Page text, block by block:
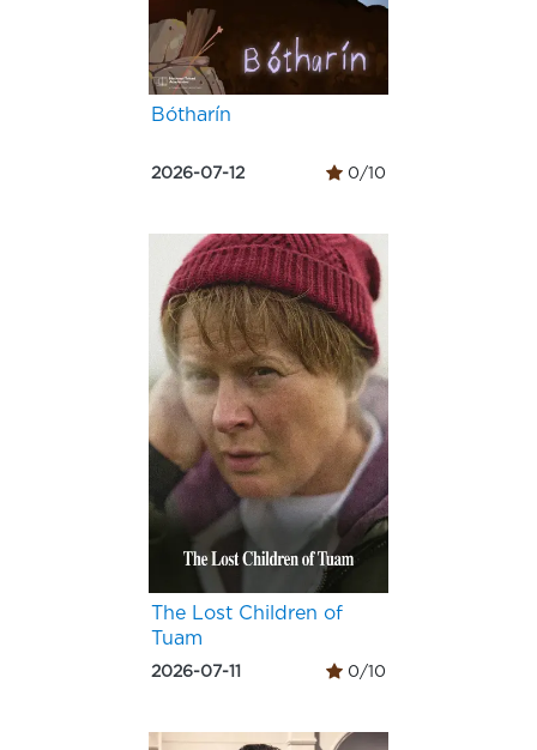
Bótharín
2026-07-12 0/10
The Lost Children of
Tuam
2026-07-11 0/10